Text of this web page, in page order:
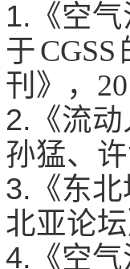
1. 《空
于CGSS
刊》，
2. 《流
孙猛、
3. 《东
北亚论
4. 《空